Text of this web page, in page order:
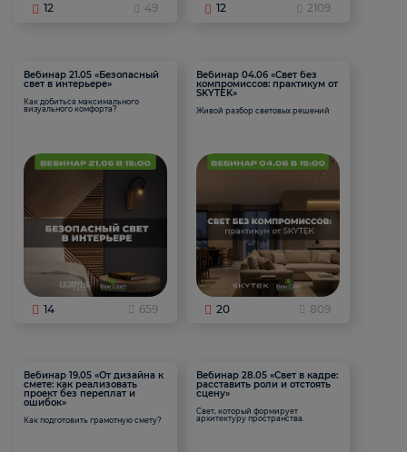
12 49 12 2109
Вебинар 21.05 «Безопасный
свет в интерьере»
Как добиться максимального
визуального комфорта?
14 659
Вебинар 04.06 «Свет без
компромиссов: практикум от
SKYTEK»
Живой разбор световых решений
20 809
Вебинар 19.05 «От дизайна к
смете: как реализовать
проект без переплат и
ошибок»
Как подготовить грамотную смету?
Вебинар 28.05 «Свет в кадре:
расставить роли и отстоять
сцену»
Свет, который формирует
архитектуру пространства.